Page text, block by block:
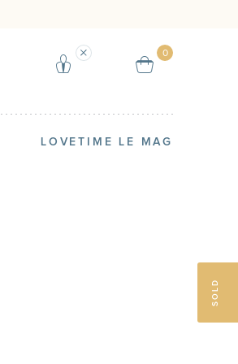
0
LOVETIME LE MAG
SOLD